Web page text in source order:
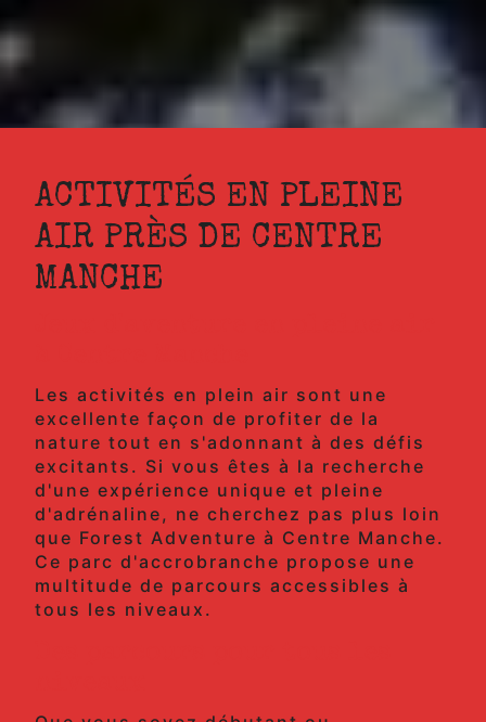
ACTIVITÉS EN PLEINE
AIR PRÈS DE CENTRE
MANCHE
Les activités en plein air sont une
excellente façon de profiter de la
nature tout en s'adonnant à des défis
excitants. Si vous êtes à la recherche
d'une expérience unique et pleine
d'adrénaline, ne cherchez pas plus loin
que Forest Adventure à Centre Manche.
Ce parc d'accrobranche propose une
multitude de parcours accessibles à
tous les niveaux.